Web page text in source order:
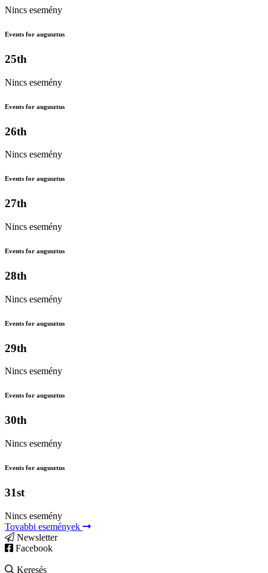
Nincs esemény
Events for augusztus
25th
Nincs esemény
Events for augusztus
26th
Nincs esemény
Events for augusztus
27th
Nincs esemény
Events for augusztus
28th
Nincs esemény
Events for augusztus
29th
Nincs esemény
Events for augusztus
30th
Nincs esemény
Events for augusztus
31st
Nincs esemény
Tovabbi események
Newsletter
Facebook
Keresés